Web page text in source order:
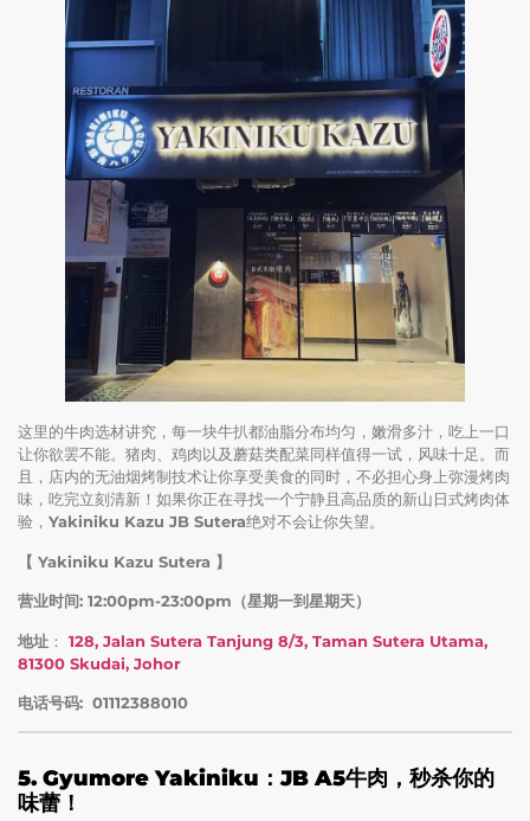
这里的牛肉选材讲究，每一块牛扒都油脂分布均匀，嫩滑多汁，吃上一口
让你欲罢不能。猪肉、鸡肉以及蘑菇类配菜同样值得一试，风味十足。而
且，店内的无油烟烤制技术让你享受美食的同时，不必担心身上弥漫烤肉
味，吃完立刻清新！如果你正在寻找一个宁静且高品质的新山日式烤肉体
验， Yakiniku Kazu JB Sutera绝对不会让你失望。
【 Yakiniku Kazu Sutera 】
营业时间: 12:00pm-23:00pm（星期一到星期天）
地址 ： 128, Jalan Sutera Tanjung 8/3, Taman Sutera Utama,
81300 Skudai, Johor
电话号码: 01112388010
5. Gyumore Yakiniku：JB A5牛肉，秒杀你的
味蕾！